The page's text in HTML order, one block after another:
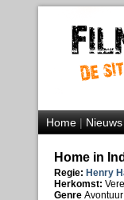
Home|Nieuws
Home in
Regie: Henry
Herkomst:
Genre Avontuur